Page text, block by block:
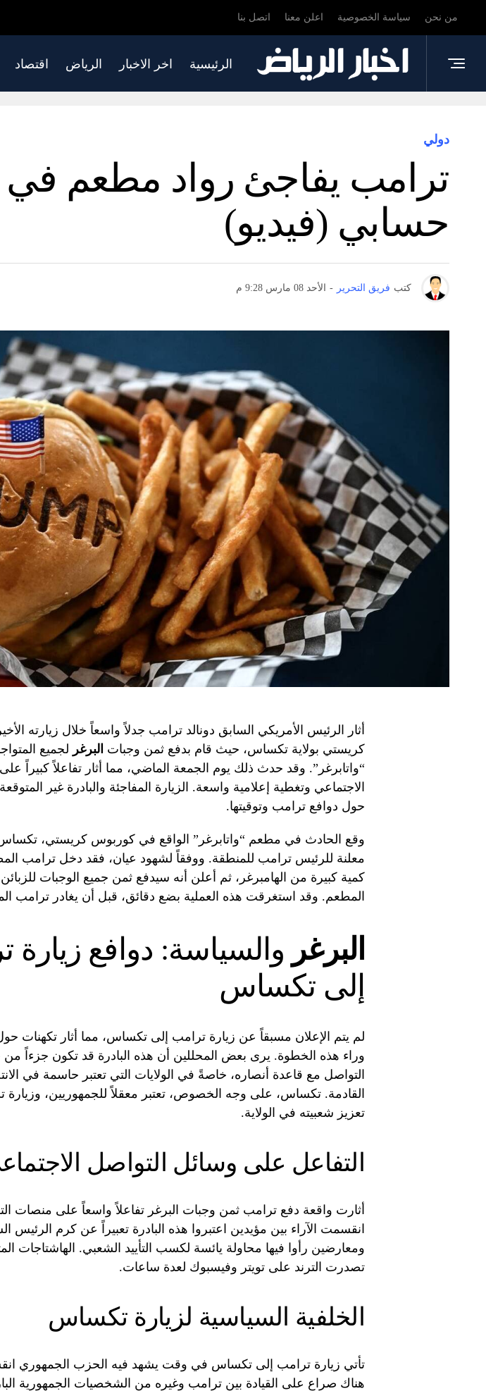
من نحن سياسة الخصوصية اعلن معنا اتصل بنا
الرئيسية اخر الاخبار الرياض اقتصاد
دولي
ترامب يفاجئ رواد مطعم
حسابي (فيديو)
كتب فريق التحرير - الأحد 08 مارس 9:28 م
أثار الرئيس الأمريكي السابق دونالد ترامب جدلاً واسعاً خلال زيارته
كريستي بولاية تكساس، حيث قام بدفع ثمن وجبات البرغر لجميع
“واتابرغر”. وقد حدث ذلك يوم الجمعة الماضي، مما أثار تفاعلاً كبيراً
الاجتماعي وتغطية إعلامية واسعة. الزيارة المفاجئة والبادرة غير
حول دوافع ترامب وتوقيتها.
وقع الحادث في مطعم “واتابرغر” الواقع في كوربوس كريستي،
معلنة للرئيس ترامب للمنطقة. ووفقاً لشهود عيان، فقد دخل ترامب
كمية كبيرة من الهامبرغر، ثم أعلن أنه سيدفع ثمن جميع الوجبات
المطعم. وقد استغرقت هذه العملية بضع دقائق، قبل أن يغادر ترامب
البرغر والسياسة: دوافع زيارة
إلى تكساس
لم يتم الإعلان مسبقاً عن زيارة ترامب إلى تكساس، مما أثار تكهنات
وراء هذه الخطوة. يرى بعض المحللين أن هذه البادرة قد تكون جزءاً من
التواصل مع قاعدة أنصاره، خاصةً في الولايات التي تعتبر حاسمة في
القادمة. تكساس، على وجه الخصوص، تعتبر معقلاً للجمهوريين،
تعزيز شعبيته في الولاية.
التفاعل على وسائل التواصل
أثارت واقعة دفع ترامب ثمن وجبات البرغر تفاعلاً واسعاً على منصات
انقسمت الآراء بين مؤيدين اعتبروا هذه البادرة تعبيراً عن كرم الرئيس
ومعارضين رأوا فيها محاولة يائسة لكسب التأييد الشعبي. الهاشتاجات
تصدرت الترند على تويتر وفيسبوك لعدة ساعات.
الخلفية السياسية لزيارة تكساس
تأتي زيارة ترامب إلى تكساس في وقت يشهد فيه الحزب الجمهوري
هناك صراع على القيادة بين ترامب وغيره من الشخصيات الجمهورية